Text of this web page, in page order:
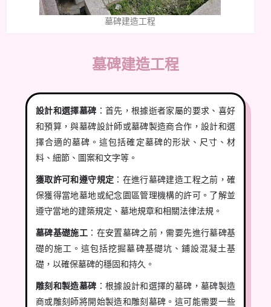
墓碑建造工程
墓碑建造工程
設計和選擇墓碑 ：首先，根據逝者家屬的要求、喜好
和預算，與墓碑設計師或墓碑製造商合作，設計和選
擇合適的墓碑。這包括確定墓碑的形狀、尺寸、材
料、細節、圖案和文字等。
獲取許可和遵守規定 ：在進行墓碑建造工程之前，確
保獲得當地墓地或紀念園區管理機構的許可。了解並
遵守當地的建築規定、墓地規章和相關法律法規。
墓碑基礎施工 ：在安置墓碑之前，需要先進行墓碑基
礎的施工。這包括挖掘墓碑基礎坑、鋪設混凝土基
礎，以確保墓碑的穩固和持久。
雕刻和製造墓碑 ：根據設計和選擇的墓碑，墓碑製造
商或雕刻師將開始製造和雕刻墓碑。這可能需要一些